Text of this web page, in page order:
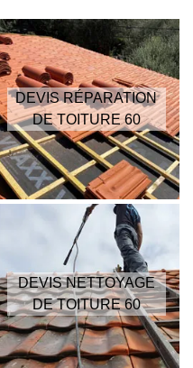
DEVIS RÉPARATION
DE TOITURE 60
DEVIS NETTOYAGE
DE TOITURE 60